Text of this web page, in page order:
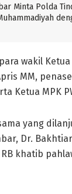
Minta Polda
wakil
MM,
Ketua MPK
yang
Dr.
khatib